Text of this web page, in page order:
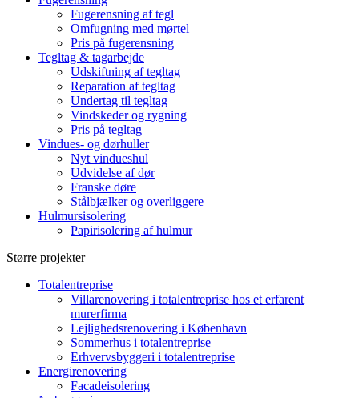
Fugerensning af tegl
Omfugning med mørtel
Pris på fugerensning
Tegltag & tagarbejde
Udskiftning af tegltag
Reparation af tegltag
Undertag til tegltag
Vindskeder og rygning
Pris på tegltag
Vindues- og dørhuller
Nyt vindueshul
Udvidelse af dør
Franske døre
Stålbjælker og overliggere
Hulmursisolering
Papirisolering af hulmur
Større projekter
Totalentreprise
Villarenovering i totalentreprise hos et erfarent
murerfirma
Lejlighedsrenovering i København
Sommerhus i totalentreprise
Erhvervsbyggeri i totalentreprise
Energirenovering
Facadeisolering